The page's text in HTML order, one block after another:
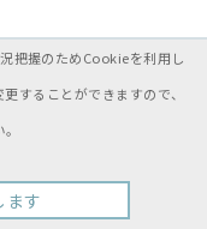
把握のためCookieを利用し
することができますので、
ます